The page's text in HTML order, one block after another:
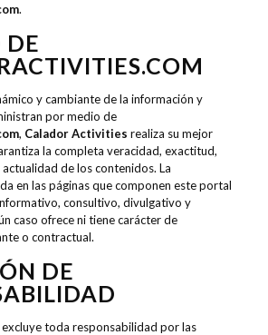
.
y cambiante de la información y
por medio de
, Calador Activities realiza su mejor
la completa veracidad, exactitud,
de los contenidos. La
en las páginas que componen este portal
consultivo, divulgativo y
caso ofrece ni tiene carácter de
o contractual.
DE
excluye toda responsabilidad por las